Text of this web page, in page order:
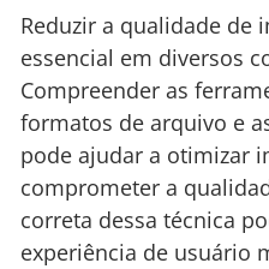
Reduzir a qualidade de
essencial em diversos
Compreender as
formatos de arquivo e
pode ajudar a otimizar
comprometer a
correta dessa técnica
experiência de usuário